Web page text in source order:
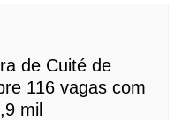
de Cuité de
116 vagas com
mil